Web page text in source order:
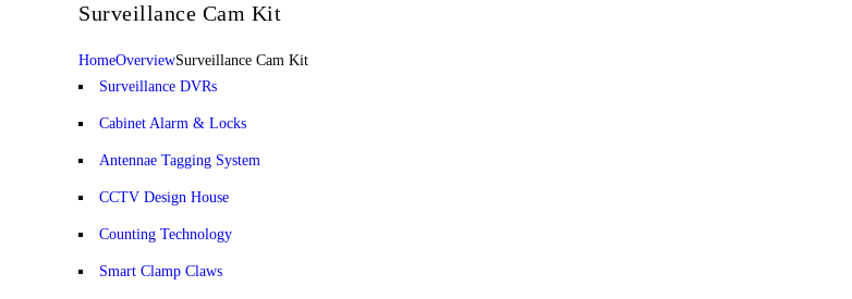
Surveillance Cam Kit
HomeOverviewSurveillance Cam Kit
Surveillance DVRs
Cabinet Alarm & Locks
Antennae Tagging System
CCTV Design House
Counting Technology
Smart Clamp Claws